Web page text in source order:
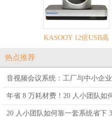
KASOOY 12倍USB高
热点推荐
音视频会议系统：工厂与中小企
年省 8 万耗材费！20 人小团队如
20 人小团队如何靠一套系统省